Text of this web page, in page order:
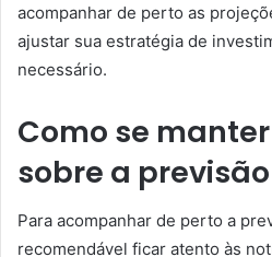
acompanhar de perto as
ajustar sua estratégia de
necessário.
Como se
sobre a
Para acompanhar de perto a
recomendável ficar atento às